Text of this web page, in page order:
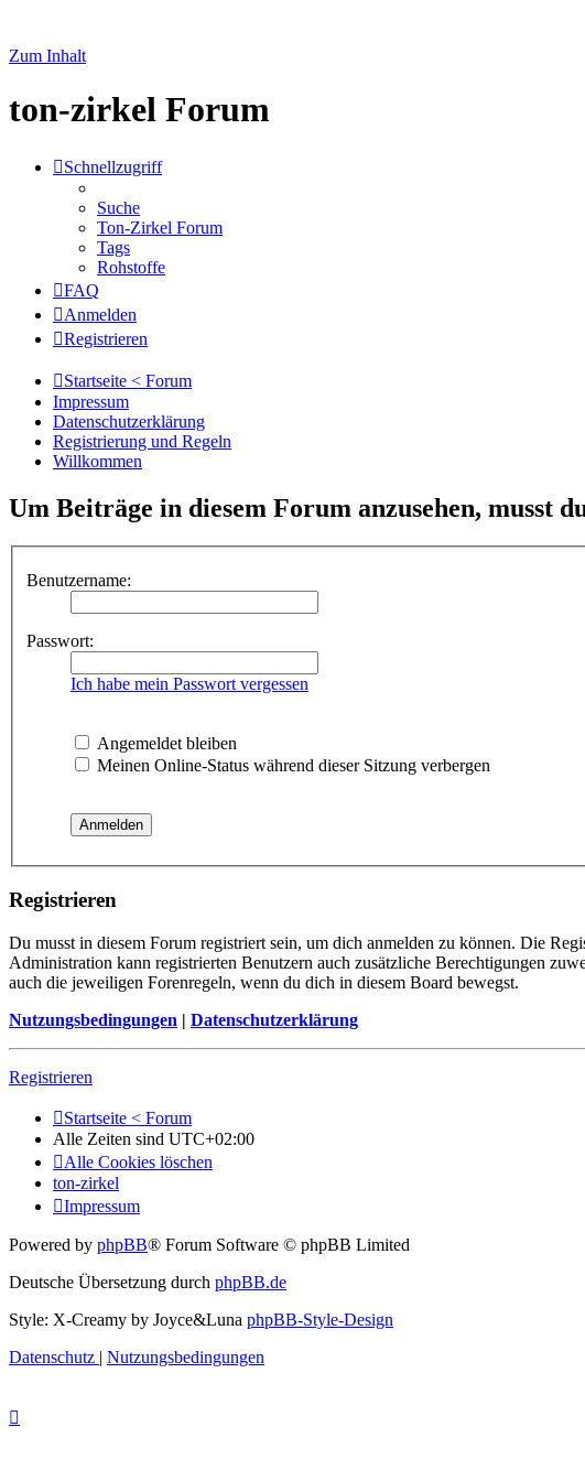
Zum Inhalt
ton-zirkel Forum
Schnellzugriff
Suche
Ton-Zirkel Forum
Tags
Rohstoffe
FAQ
Anmelden
Registrieren
Startseite < Forum
Impressum
Datenschutzerklärung
Registrierung und Regeln
Willkommen
Um Beiträge in diesem Forum anzusehen, musst
Benutzername:
Passwort:
Ich habe mein Passwort vergessen
Angemeldet bleiben
Meinen Online-Status während dieser Sitzung verbergen
Registrieren
Du musst in diesem Forum registriert sein, um dich anmelden zu können. Die
Administration kann registrierten Benutzern auch zusätzliche Berechtigungen
auch die jeweiligen Forenregeln, wenn du dich in diesem Board bewegst.
Nutzungsbedingungen | Datenschutzerklärung
Registrieren
Startseite < Forum
Alle Zeiten sind UTC+02:00
Alle Cookies löschen
ton-zirkel
Impressum
Powered by phpBB® Forum Software © phpBB Limited
Deutsche Übersetzung durch phpBB.de
Style: X-Creamy by Joyce&Luna phpBB-Style-Design
Datenschutz | Nutzungsbedingungen